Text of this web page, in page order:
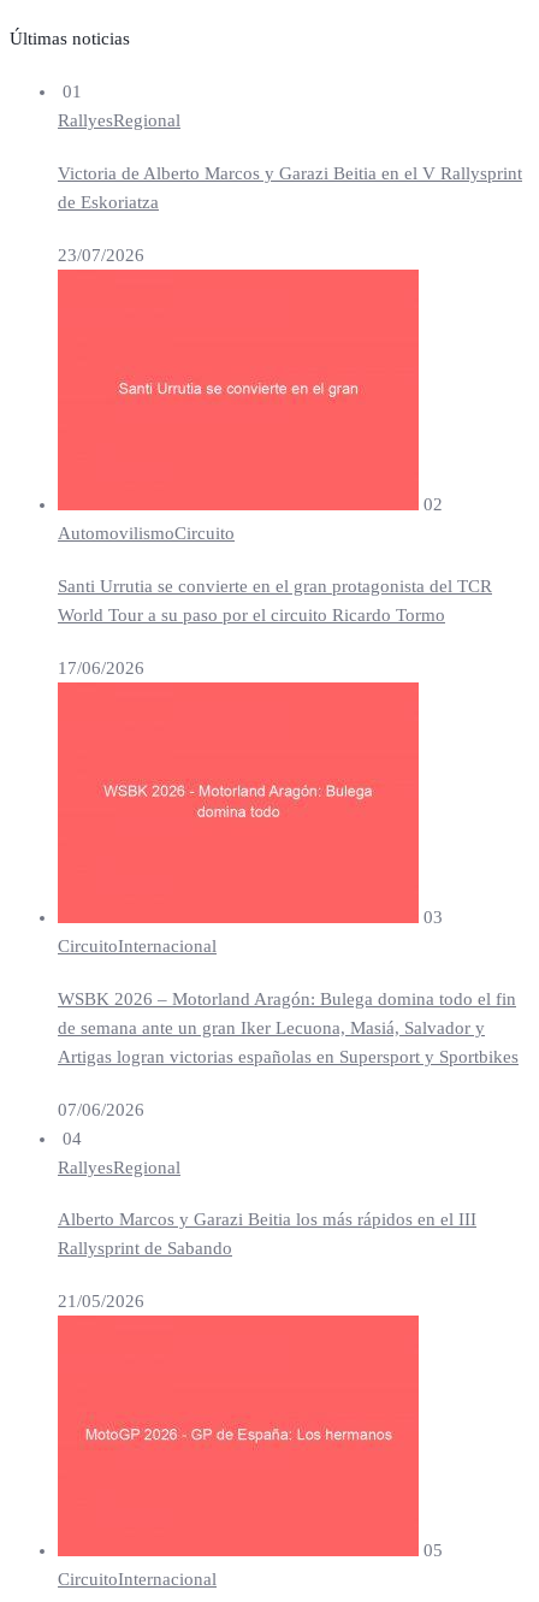
Últimas noticias
01
RallyesRegional
Victoria de Alberto Marcos y Garazi Beitia en el V Rallysprint
de Eskoriatza
23/07/2026
02
AutomovilismoCircuito
Santi Urrutia se convierte en el gran protagonista del TCR
World Tour a su paso por el circuito Ricardo Tormo
17/06/2026
03
CircuitoInternacional
WSBK 2026 – Motorland Aragón: Bulega domina todo el fin
de semana ante un gran Iker Lecuona, Masiá, Salvador y
Artigas logran victorias españolas en Supersport y Sportbikes
07/06/2026
04
RallyesRegional
Alberto Marcos y Garazi Beitia los más rápidos en el III
Rallysprint de Sabando
21/05/2026
05
CircuitoInternacional